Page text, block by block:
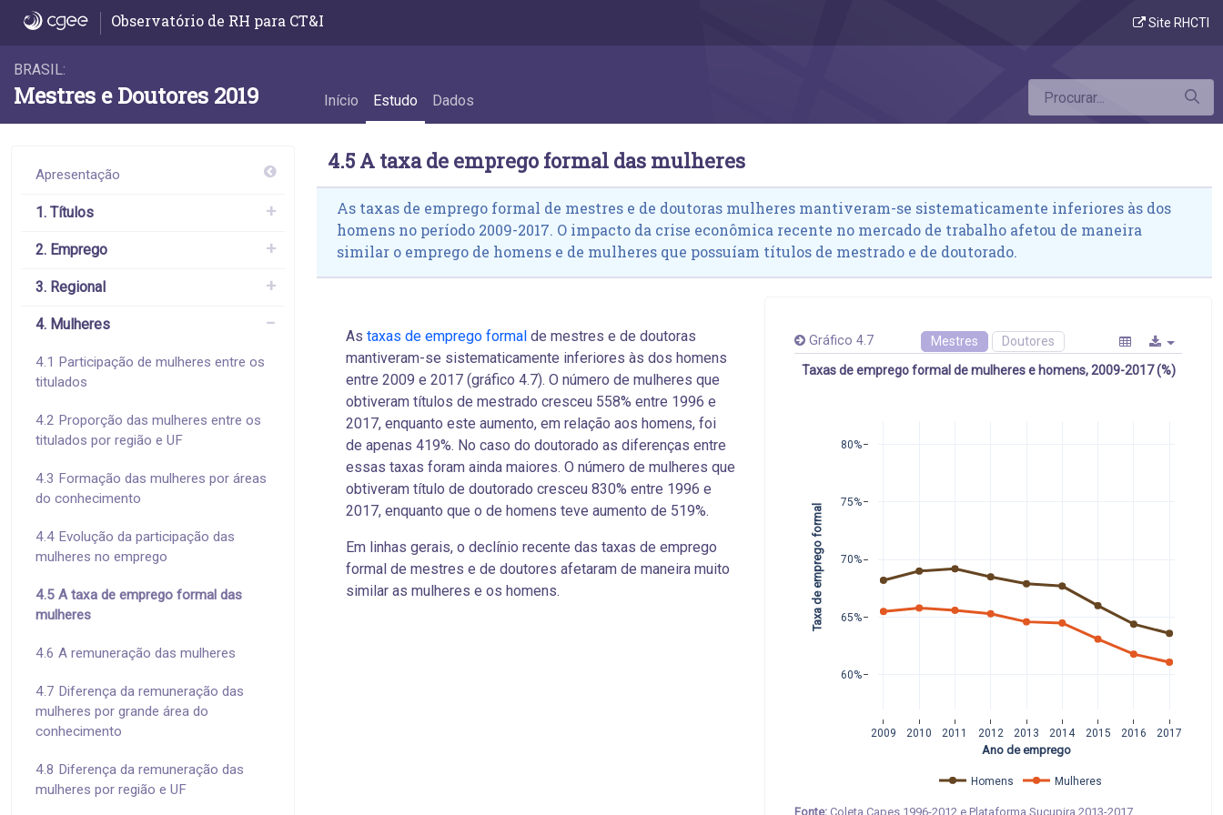
4.5 A taxa de emprego formal das mulheres - 4.5 A taxa de emprego formal das mulheres
Observatório de RH para CT&I Site RHCTI
BRASIL:
Mestres e Doutores 2019 Início Estudo Dados
Apresentação
1. Títulos
2. Emprego
3. Regional
4. Mulheres
4.1 Participação de mulheres entre os
titulados
4.2 Proporção das mulheres entre os
titulados por região e UF
4.3 Formação das mulheres por áreas
do conhecimento
4.4 Evolução da participação das
mulheres no emprego
4.5 A taxa de emprego formal das
mulheres
4.6 A remuneração das mulheres
4.7 Diferença da remuneração das
mulheres por grande área do
conhecimento
4.8 Diferença da remuneração das
mulheres por região e UF
4.5 A taxa de emprego formal das mulheres
As taxas de emprego formal de mestres e de doutoras mulheres mantiveram-se sistematicamente inferiores às dos
homens no período 2009-2017. O impacto da crise econômica recente no mercado de trabalho afetou de maneira
similar o emprego de homens e de mulheres que possuíam títulos de mestrado e de doutorado.
As taxas de emprego formal de mestres e de doutoras
mantiveram-se sistematicamente inferiores às dos homens
entre 2009 e 2017 (gráfico 4.7). O número de mulheres que
obtiveram títulos de mestrado cresceu 558% entre 1996 e
2017, enquanto este aumento, em relação aos homens, foi
de apenas 419%. No caso do doutorado as diferenças entre
essas taxas foram ainda maiores. O número de mulheres que
obtiveram título de doutorado cresceu 830% entre 1996 e
2017, enquanto que o de homens teve aumento de 519%.
Em linhas gerais, o declínio recente das taxas de emprego
formal de mestres e de doutores afetaram de maneira muito
similar as mulheres e os homens.
Gráfico 4.7 Mestres Doutores
Taxas de emprego formal de mulheres e homens, 2009-2017 (%)
2009 2010 2011 2012 2013 2014 2015 2016 2017
60%
65%
70%
75%
80%
Homens Mulheres
Ano de emprego
Taxa de emprego formal
Fonte: Coleta Capes 1996-2012 e Plataforma Sucupira 2013-2017